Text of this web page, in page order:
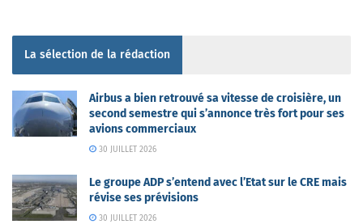
La sélection de la rédaction
Airbus a bien retrouvé sa vitesse de croisière, un
second semestre qui s’annonce très fort pour ses
avions commerciaux
30 JUILLET 2026
Le groupe ADP s’entend avec l’Etat sur le CRE mais
révise ses prévisions
30 JUILLET 2026